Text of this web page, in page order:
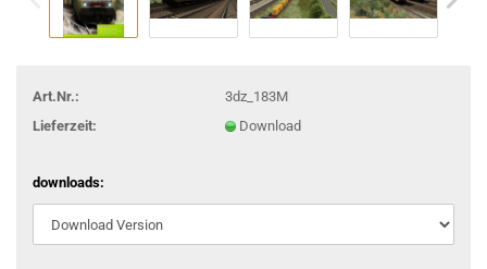
Art.Nr.:
3dz_183M
Lieferzeit:
Download
downloads: